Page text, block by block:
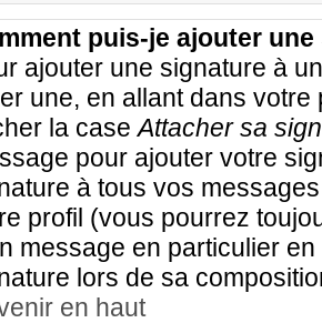
puis-je ajouter
ajouter une signature à
une, en allant dans
la caseAttacher sa
pour ajouter votre
à tous vos
profil (vous pourrez
message en particulier
lors de sa
en haut